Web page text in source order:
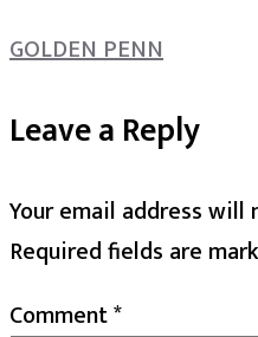
GOLDEN PENN
Leave a Reply
Your email address will
Required fields are
Comment*